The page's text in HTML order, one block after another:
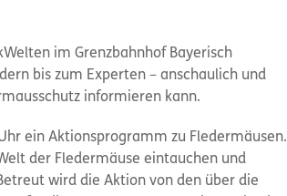
im Grenzbahnhof Bayerisch
bis zum Experten – anschaulich und
informieren kann.
ein Aktionsprogramm zu Fledermäusen.
der Fledermäuse eintauchen und
wird die Aktion von den über die